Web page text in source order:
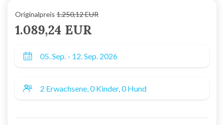
Originalpreis 1.250,12 EUR
1.089,24 EUR